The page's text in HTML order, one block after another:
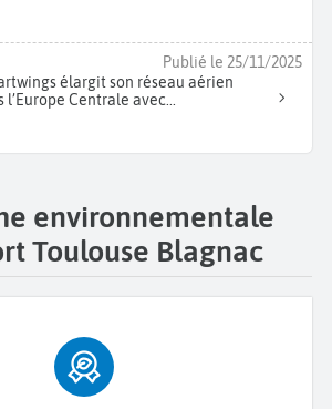
élargit son réseau aérien
l’Europe Centrale avec...
Publié le 25/11/2025
environnementale
Toulouse Blagnac